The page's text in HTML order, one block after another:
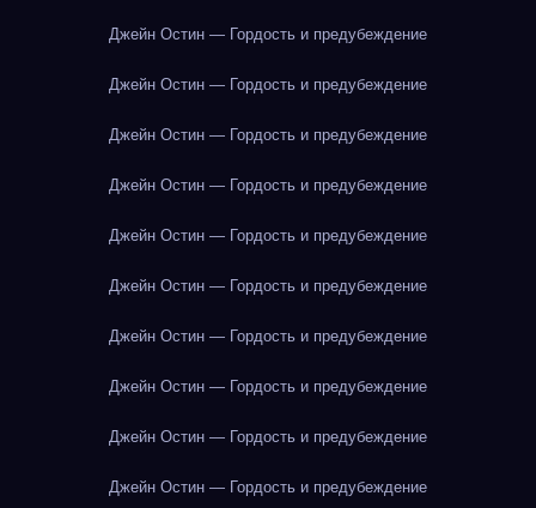
Джейн Остин — Гордость и предубеждение
Джейн Остин — Гордость и предубеждение
Джейн Остин — Гордость и предубеждение
Джейн Остин — Гордость и предубеждение
Джейн Остин — Гордость и предубеждение
Джейн Остин — Гордость и предубеждение
Джейн Остин — Гордость и предубеждение
Джейн Остин — Гордость и предубеждение
Джейн Остин — Гордость и предубеждение
Джейн Остин — Гордость и предубеждение